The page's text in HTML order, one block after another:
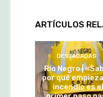
ARTÍCULOS
DESTACADAS
Río Negro |
por qué
incendio es el